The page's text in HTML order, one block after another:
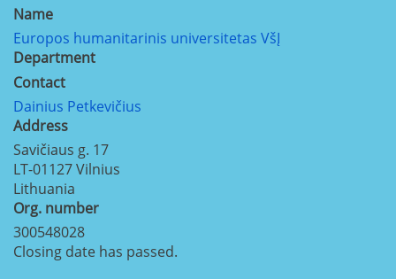
Name
Europos humanitarinis universitetas VšĮ
Department
Contact
Dainius Petkevičius
Address
Savičiaus g. 17
LT-01127Vilnius
Lithuania
Org. number
300548028
Closing date has passed.